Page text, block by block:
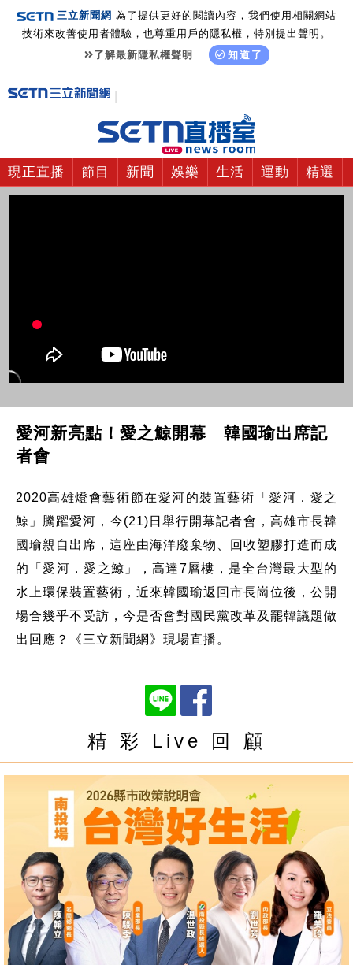
三立新聞網 為了提供更好的閱讀內容，我們使用相關網站
技術來改善使用者體驗，也尊重用戶的隱私權，特別提出聲明。
了解最新隱私權聲明
知道了
現正直播 節目 新聞 娛樂 生活 運動 精選
愛河新亮點！愛之鯨開幕 韓國瑜出席記
者會
2020高雄燈會藝術節在愛河的裝置藝術「愛河．愛之
鯨」騰躍愛河，今(21)日舉行開幕記者會，高雄市長韓
國瑜親自出席，這座由海洋廢棄物、回收塑膠打造而成
的「愛河．愛之鯨」，高達7層樓，是全台灣最大型的
水上環保裝置藝術，近來韓國瑜返回市長崗位後，公開
場合幾乎不受訪，今是否會對國民黨改革及罷韓議題做
出回應？《三立新聞網》現場直播。
精 彩 Live 回 顧